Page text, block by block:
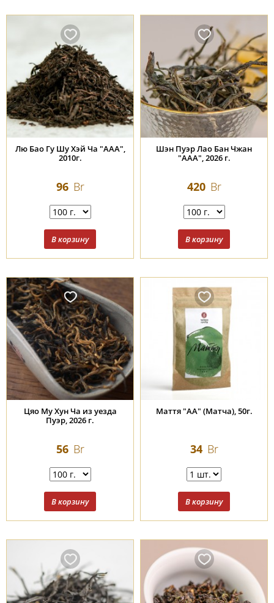
Лю Бао Гу Шу Хэй Ча "ААА",
2010г.
96 Br
Шэн Пуэр Лао Бан Чжан
"ААА", 2026 г.
420 Br
Цяо Му Хун Ча из уезда
Пуэр, 2026 г.
56 Br
Маття "АА" (Матча), 50г.
34 Br